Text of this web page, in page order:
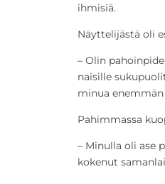
ihmisiä.
Näyttelijästä oli
– Olin
naisille
minua
Pahimmassa
– Minulla oli ase
kokenut